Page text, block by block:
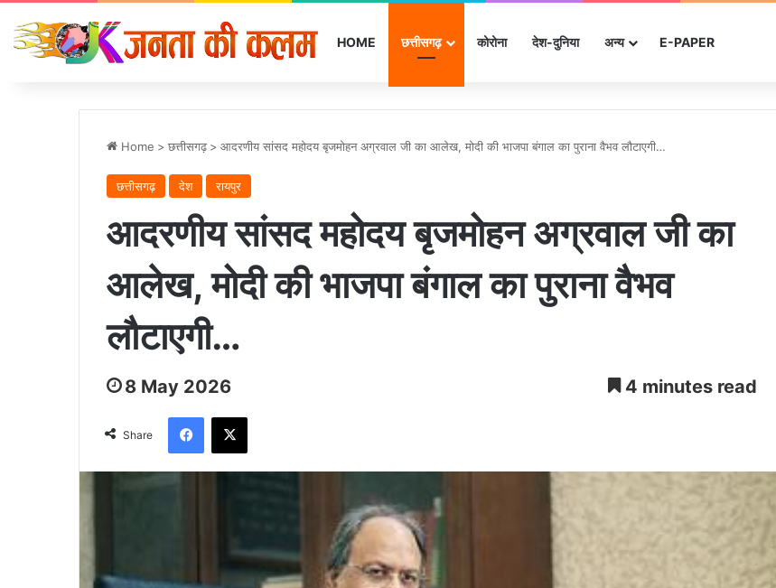
HOME छत्तीसगढ़ कोरोना देश-दुनिया अन्‍य E-PAPER
Home > छत्तीसगढ़ > आदरणीय सांसद महोदय बृजमोहन अग्रवाल जी का आलेख, मोदी की भाजपा बंगाल का पुराना वैभव लौटाएगी…
छत्तीसगढ़ देश रायपुर
आदरणीय सांसद महोदय बृजमोहन अग्रवाल जी का
आलेख, मोदी की भाजपा बंगाल का पुराना वैभव
लौटाएगी…
8 May 2026 4 minutes read
Share
Facebook
X